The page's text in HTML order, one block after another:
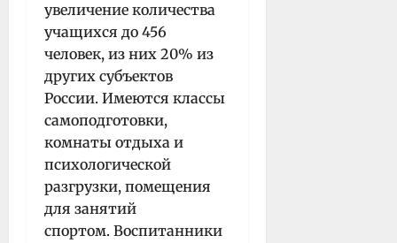
увеличение количества
учащихся до 456
человек, из них 20% из
других субъектов
России. Имеются классы
самоподготовки,
комнаты отдыха и
психологической
разгрузки, помещения
для занятий
спортом. Воспитанники